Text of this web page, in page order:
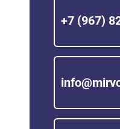
+7 (967)